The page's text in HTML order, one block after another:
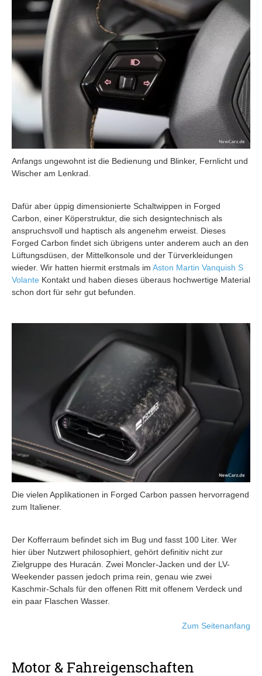
Anfangs ungewohnt ist die Bedienung und Blinker, Fernlicht und
Wischer am Lenkrad.
Dafür aber üppig dimensionierte Schaltwippen in Forged
Carbon, einer Köperstruktur, die sich designtechnisch als
anspruchsvoll und haptisch als angenehm erweist. Dieses
Forged Carbon findet sich übrigens unter anderem auch an den
Lüftungsdüsen, der Mittelkonsole und der Türverkleidungen
wieder. Wir hatten hiermit erstmals im Aston Martin Vanquish S
Volante Kontakt und haben dieses überaus hochwertige Material
schon dort für sehr gut befunden.
Die vielen Applikationen in Forged Carbon passen hervorragend
zum Italiener.
Der Kofferraum befindet sich im Bug und fasst 100 Liter. Wer
hier über Nutzwert philosophiert, gehört definitiv nicht zur
Zielgruppe des Huracán. Zwei Moncler-Jacken und der LV-
Weekender passen jedoch prima rein, genau wie zwei
Kaschmir-Schals für den offenen Ritt mit offenem Verdeck und
ein paar Flaschen Wasser.
Zum Seitenanfang
Motor & Fahreigenschaften